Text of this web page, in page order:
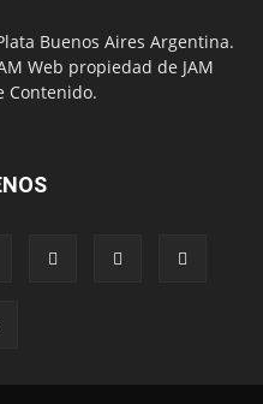
Buenos Aires Argentina.
Web propiedad de JAM
Contenido.